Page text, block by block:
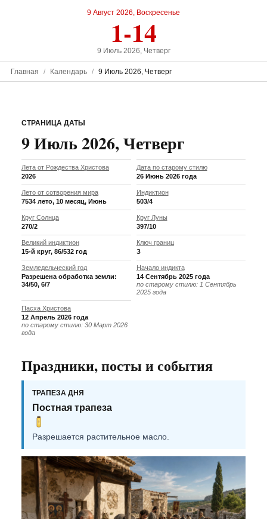
9 Август 2026, Воскресенье
1-14
9 Июль 2026, Четверг
Главная Календарь 9 Июль 2026, Четверг
СТРАНИЦА ДАТЫ
9 Июль 2026, Четверг
Лета от Рождества Христова
2026
Дата по старому стилю
26 Июнь 2026 года
Лето от сотворения мира
7534 лето, 10 месяц, Июнь
Индиктион
503/4
Круг Солнца
270/2
Круг Луны
397/10
Великий индиктион
15-й круг, 86/532 год
Ключ границ
З
Земледельческий год
Разрешена обработка земли:
34/50, 6/7
Начало индикта
14 Сентябрь 2025 года
по старому стилю: 1 Сентябрь
2025 года
Пасха Христова
12 Апрель 2026 года
по старому стилю: 30 Март 2026
года
Праздники, посты и события
ТРАПЕЗА ДНЯ
Постная трапеза
Разрешается растительное масло.